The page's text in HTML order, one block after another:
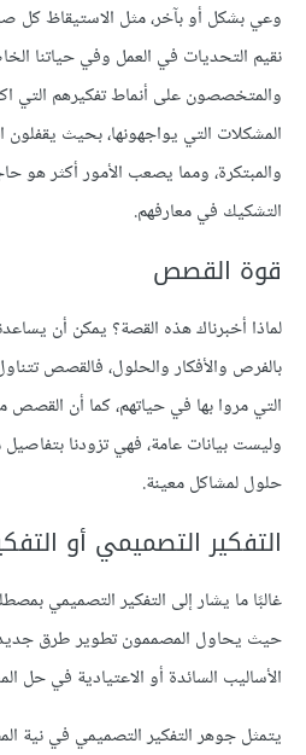
وعي بشكل أو بآخر، مثل الاستيقاظ كل
نقيم التحديات في العمل وفي حياتنا
والمتخصصون على أنماط تفكيرهم التي
المشكلات التي يواجهونها، بحيث
والمبتكرة، ومما يصعب الأمور أكثر هو
التشكيك في معارفهم.
قوة القصص
لماذا أخبرناك هذه القصة؟ يمكن أن
بالفرص والأفكار والحلول، فالقصص
التي مروا بها في حياتهم، كما أن القصص
وليست بيانات عامة، فهي تزودنا
حلول لمشاكل معينة.
التفكير التصميمي أو
غالبًا ما يشار إلى التفكير التصميمي
حيث يحاول المصممون تطوير طرق
الأساليب السائدة أو الاعتيادية في حل
يتمثل جوهر التفكير التصميمي في نية